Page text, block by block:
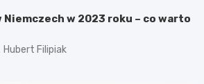
Niemczech w 2023 roku – co warto
Hubert Filipiak